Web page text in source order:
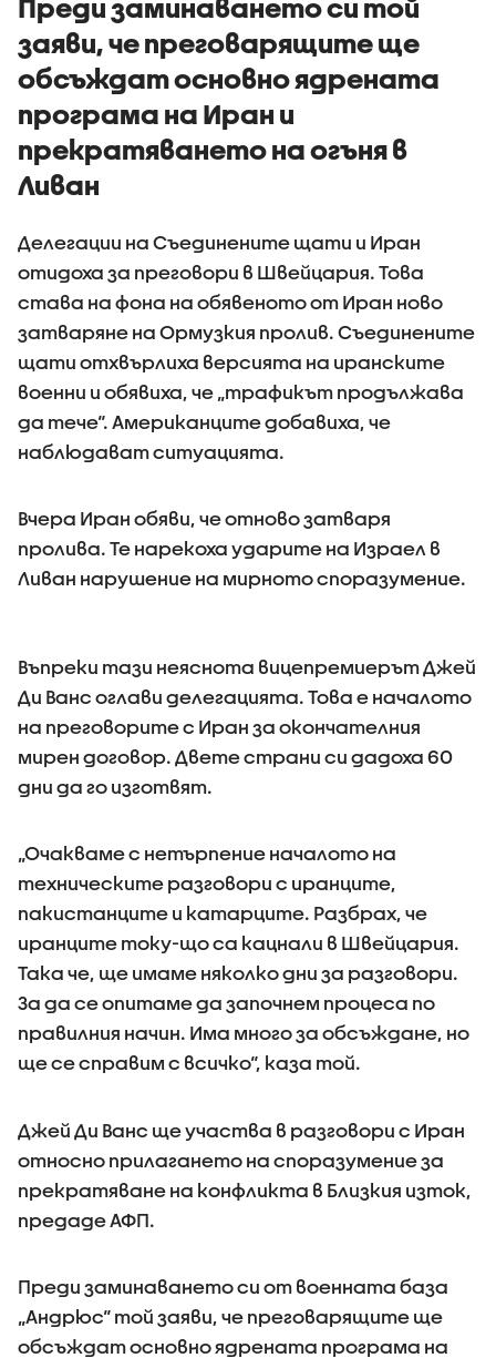
Преди заминаването си той
заяви, че преговарящите ще
обсъждат основно ядрената
програма на Иран и
прекратяването на огъня в
Ливан
Делегации на Съединените щати и Иран
отидоха за преговори в Швейцария. Това
става на фона на обявеното от Иран ново
затваряне на Ормузкия пролив. Съединените
щати отхвърлиха версията на иранските
военни и обявиха, че „трафикът продължава
да тече“. Американците добавиха, че
наблюдават ситуацията.
Вчера Иран обяви, че отново затваря
пролива. Те нарекоха ударите на Израел в
Ливан нарушение на мирното споразумение.
Въпреки тази неяснота вицепремиерът Джей
Ди Ванс оглави делегацията. Това е началото
на преговорите с Иран за окончателния
мирен договор. Двете страни си дадоха 60
дни да го изготвят.
„Очакваме с нетърпение началото на
техническите разговори с иранците,
пакистанците и катарците. Разбрах, че
иранците току-що са кацнали в Швейцария.
Така че, ще имаме няколко дни за разговори.
За да се опитаме да започнем процеса по
правилния начин. Има много за обсъждане, но
ще се справим с всичко“, каза той.
Джей Ди Ванс ще участва в разговори с Иран
относно прилагането на споразумение за
прекратяване на конфликта в Близкия изток,
предаде АФП.
Преди заминаването си от военната база
„Андрюс“ той заяви, че преговарящите ще
обсъждат основно ядрената програма на